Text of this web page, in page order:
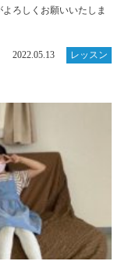
ろしくお願いいたしま
2022.05.13 レッスン